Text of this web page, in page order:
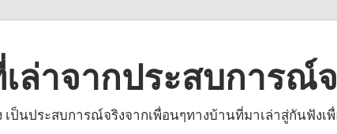
เล่าจากประสบการณ์
เป็นประสบการณ์จริงจากเพื่อนๆทางบ้านที่มาเล่าสู่กันฟัง